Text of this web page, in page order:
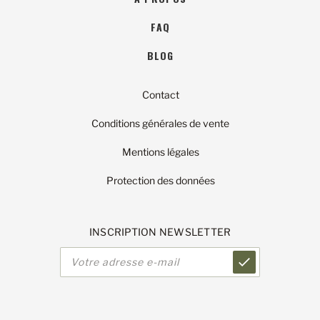
FAQ
BLOG
Contact
Conditions générales de vente
Mentions légales
Protection des données
INSCRIPTION NEWSLETTER